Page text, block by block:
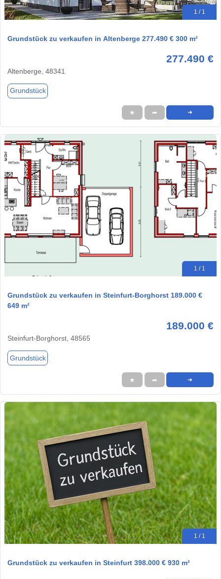
1 / 1
Grundstück zu verkaufen in Altenberge 277.490 € 300 m²
277.490 €
Altenberge, 48341
Grundstück
★ ➦ ➜
1 / 1
Grundstück zu verkaufen in Steinfurt-Borghorst 189.000 €
649 m²
189.000 €
Steinfurt-Borghorst, 48565
Grundstück
★ ➦ ➜
1 / 1
Grundstück zu verkaufen in Steinfurt 398.000 € 930 m²